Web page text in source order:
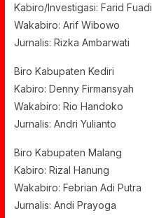
Kabiro/Investigasi: Farid Fuadi
Wakabiro: Arif Wibowo
Jurnalis: Rizka Ambarwati
Biro Kabupaten Kediri
Kabiro: Denny Firmansyah
Wakabiro: Rio Handoko
Jurnalis: Andri Yulianto
Biro Kabupaten Malang
Kabiro: Rizal Hanung
Wakabiro: Febrian Adi Putra
Jurnalis: Andi Prayoga